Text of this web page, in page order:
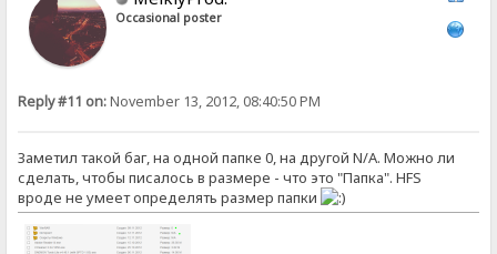
Occasional poster
Reply #11 on:November 13, 2012, 08:40:50 PM
Заметил такой баг, на одной папке 0, на другой N/А. Можно ли
сделать, чтобы писалось в размере - что это "Папка". HFS
вроде не умеет определять размер папки